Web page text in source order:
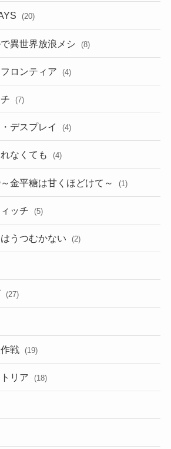
(20)
異世界放浪メシ (8)
ロンティア (4)
(7)
デスプレイ (4)
なくても (4)
金平糖は甘くほどけて～ (1)
ッチ (5)
うつむかない (2)
(27)
戦 (19)
リア (18)